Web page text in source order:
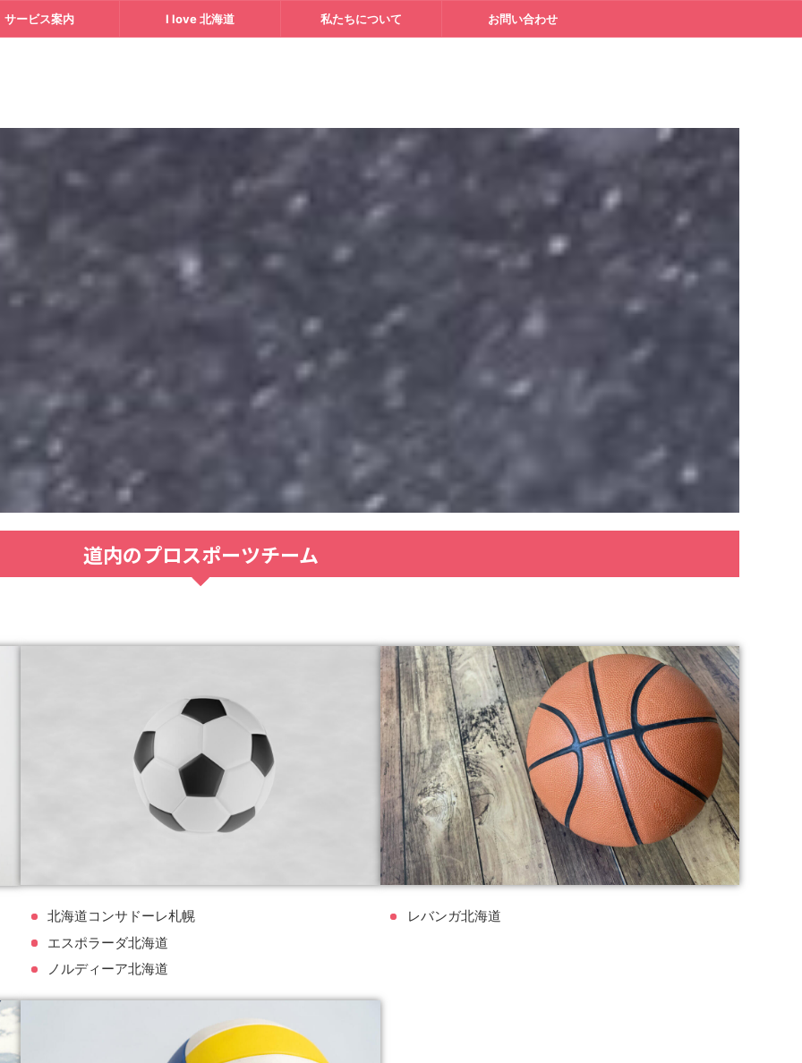
サービス案内 I love 北海道 私たちについて お問い合わせ
道内のプロスポーツチーム
北海道コンサドーレ札幌
エスポラーダ北海道
ノルディーア北海道
レバンガ北海道